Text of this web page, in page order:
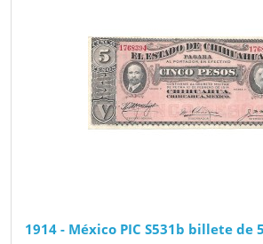
1914 - México PIC S531b billete de 5